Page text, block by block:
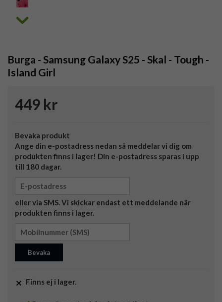
Burga - Samsung Galaxy S25 - Skal - Tough -
Island Girl
449 kr
Bevaka produkt
Ange din e-postadress nedan så meddelar vi dig om
produkten finns i lager! Din e-postadress sparas i upp
till 180 dagar.
eller via SMS. Vi skickar endast ett meddelande när
produkten finns i lager.
Bevaka
Finns ej i lager.